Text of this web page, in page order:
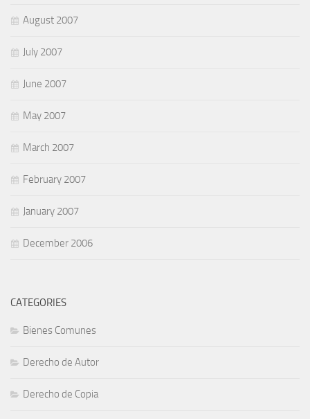
August 2007
July 2007
June 2007
May 2007
March 2007
February 2007
January 2007
December 2006
CATEGORIES
Bienes Comunes
Derecho de Autor
Derecho de Copia